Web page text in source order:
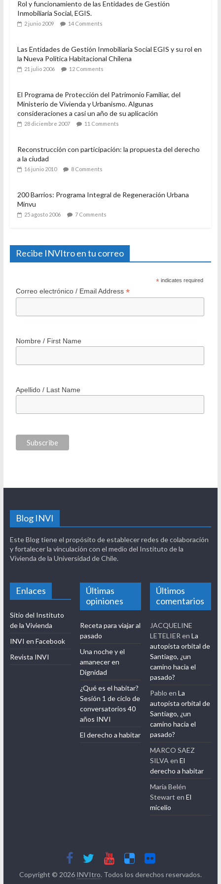
Rol y funcionamiento de las Entidades de Gestión
Inmobiliaria Social, EGIS.
Las Entidades de Gestión Inmobiliaria Social EGIS y su rol en
la Nueva Política Habitacional Chilena
El Programa de Protección del Patrimonio Familiar, del
Ministerio de Vivienda y Urbanismo. Algunas
consideraciones a casi un año de su aplicación
Reconstrucción con participación: la propuesta del derecho
a la ciudad
200 Barrios: Programa Integral de Regeneración Urbana
Minvu
Recibe INVItro en tu correo
Blog INVI
Este Blog tiene el propósito de establecer redes de colaboración
y fortalecer la vinculación con el medio del Instituto de la
Enlaces
Sitio del Instituto
de la Vivienda
INVI en Facebook
Últimas
opiniones
Receta para viajar al
pasado
Una noche y el
amanecer en
Dignidad
¿Qué es el habitar?
Sesión 1 de ciclo de
conversatorios 40
años INVI
Últimos
comentarios
JACQUELINE
LETELIER enLa
autopista orbital de
Santiago, ¿un
camino hacia el
pasado?
PabloenLa
autopista orbital de
Santiago, ¿un
camino hacia el
pasado?
MARCO SAEZ
SILVAenEl
derecho a habitar
María Belén
Stewart